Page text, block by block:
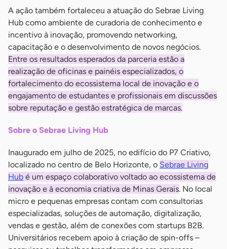
A ação também fortaleceu a atuação do Sebrae Living
Hub como ambiente de curadoria de conhecimento e
incentivo à inovação, promovendo networking,
capacitação e o desenvolvimento de novos negócios.
Entre os resultados esperados da parceria estão a
realização de oficinas e painéis especializados, o
fortalecimento do ecossistema local de inovação e o
engajamento de estudantes e profissionais em discussões
sobre reputação e gestão estratégica de marcas.
Sobre o Sebrae Living Hub
Inaugurado em julho de 2025, no edifício do P7 Criativo,
localizado no centro de Belo Horizonte, o Sebrae Living
Hub é um espaço colaborativo voltado ao ecossistema de
inovação e à economia criativa de Minas Gerais. No local
micro e pequenas empresas contam com consultorias
especializadas, soluções de automação, digitalização,
vendas e gestão, além de conexões com startups B2B.
Universitários recebem apoio à criação de spin-offs –